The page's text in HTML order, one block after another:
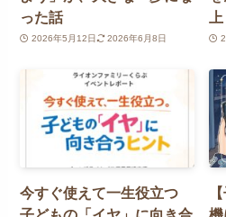
った話
2026年5月12日 2026年6月8日
今すぐ使えて一生役立つ